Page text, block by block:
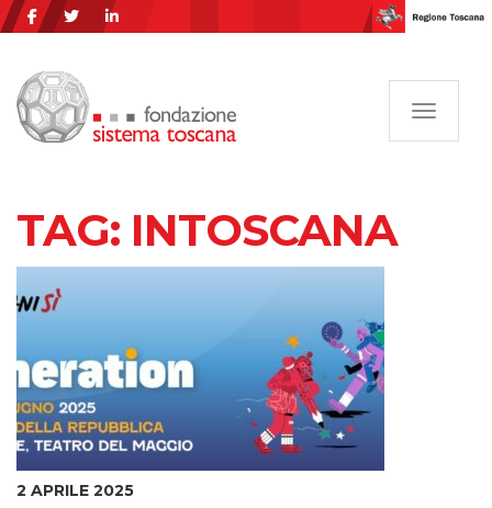
TAG: INTOSCANA
2 APRILE 2025